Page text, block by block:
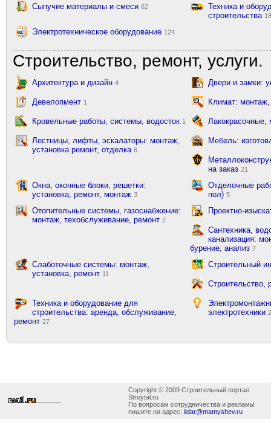
Сыпучие материалы и смеси 62
Техника и
строительства
Электротехническое оборудование 124
Строительство, ремонт, услуги.
Архитектура и дизайн 4 Двери и замки:
Девелопмент 1 Климат:
Кровельные работы, системы, водосток 1
Лестницы, лифты, эскалаторы: монтаж,
установка ремонт, отделка 6
Мебель:
на заказ 21
Окна, оконные блоки, решетки:
установка, ремонт, монтаж 3
Отделочные
пол) 5
Отопительные системы, газоснабжение:
монтаж, техобслуживание, ремонт 2
Проектно-
Сантехника,
канализация:
бурение, анализ 7
Слаботочные системы: монтаж,
установка, ремонт 11
Строительный
Строительство,
Техника и оборудование для
строительства: аренда, обслуживание,
ремонт 27
электротехники
Copyright © 2009 Строительный портал
Stroytal.ru
По вопросам сотрудничества и рекламы
пишите на адрес: ildar@mamyshev.ru